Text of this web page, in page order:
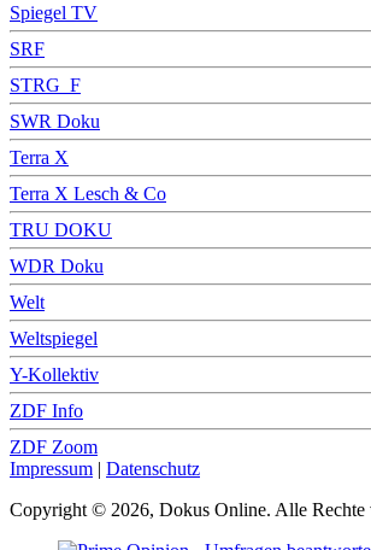
Spiegel TV
SRF
STRG_F
SWR Doku
Terra X
Terra X Lesch & Co
TRU DOKU
WDR Doku
Welt
Weltspiegel
Y-Kollektiv
ZDF Info
ZDF Zoom
Impressum | Datenschutz
Copyright © 2026, Dokus Online. Alle Rechte